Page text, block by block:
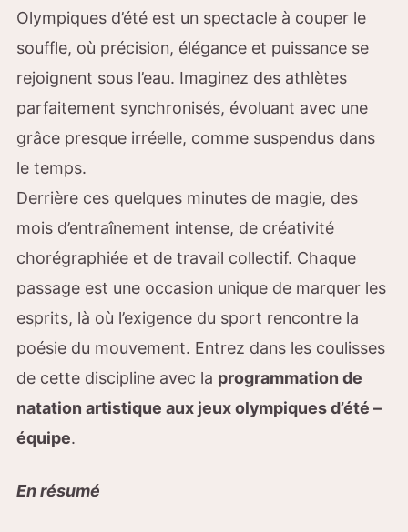
Olympiques d’été est un spectacle à couper le
souffle, où précision, élégance et puissance se
rejoignent sous l’eau. Imaginez des athlètes
parfaitement synchronisés, évoluant avec une
grâce presque irréelle, comme suspendus dans
le temps.
Derrière ces quelques minutes de magie, des
mois d’entraînement intense, de créativité
chorégraphiée et de travail collectif. Chaque
passage est une occasion unique de marquer les
esprits, là où l’exigence du sport rencontre la
poésie du mouvement. Entrez dans les coulisses
de cette discipline avec la programmation de
natation artistique aux jeux olympiques d’été –
équipe.
En résumé